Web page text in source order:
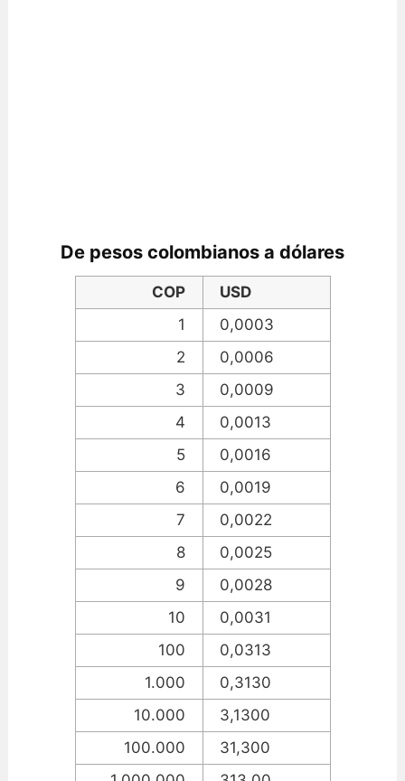
De pesos colombianos a dólares
COP
USD
1
0,0003
2
0,0006
3
0,0009
4
0,0013
5
0,0016
6
0,0019
7
0,0022
8
0,0025
9
0,0028
10
0,0031
100
0,0313
1.000
0,3130
10.000
3,1300
100.000
31,300